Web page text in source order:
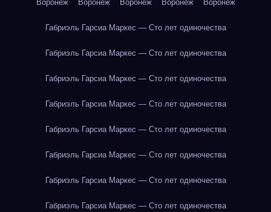
Воронеж Воронеж Воронеж Воронеж Воронеж
Габриэль Гарсиа Маркес — Сто лет одиночества
Габриэль Гарсиа Маркес — Сто лет одиночества
Габриэль Гарсиа Маркес — Сто лет одиночества
Габриэль Гарсиа Маркес — Сто лет одиночества
Габриэль Гарсиа Маркес — Сто лет одиночества
Габриэль Гарсиа Маркес — Сто лет одиночества
Габриэль Гарсиа Маркес — Сто лет одиночества
Габриэль Гарсиа Маркес — Сто лет одиночества